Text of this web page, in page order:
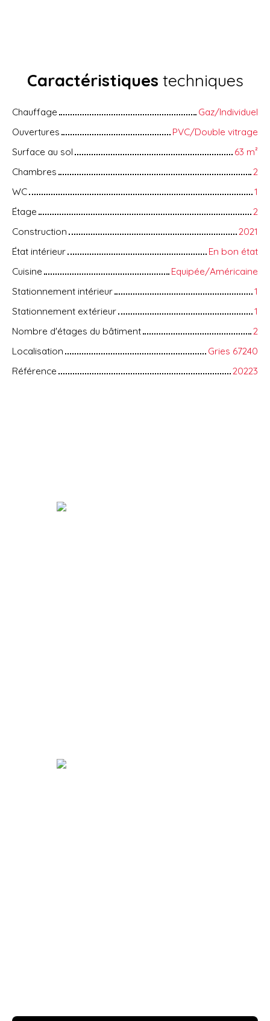
Caractéristiques techniques
Chauffage
Gaz/Individuel
Ouvertures
PVC/Double vitrage
Surface au sol
63 m²
Chambres
2
WC
1
Étage
2
Construction
2021
État intérieur
En bon état
Cuisine
Equipée/Américaine
Stationnement intérieur
1
Stationnement extérieur
1
Nombre d'étages du bâtiment
2
Localisation
Gries 67240
Référence
20223